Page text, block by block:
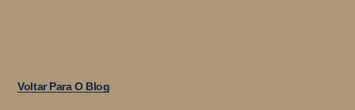
Voltar Para O Blog